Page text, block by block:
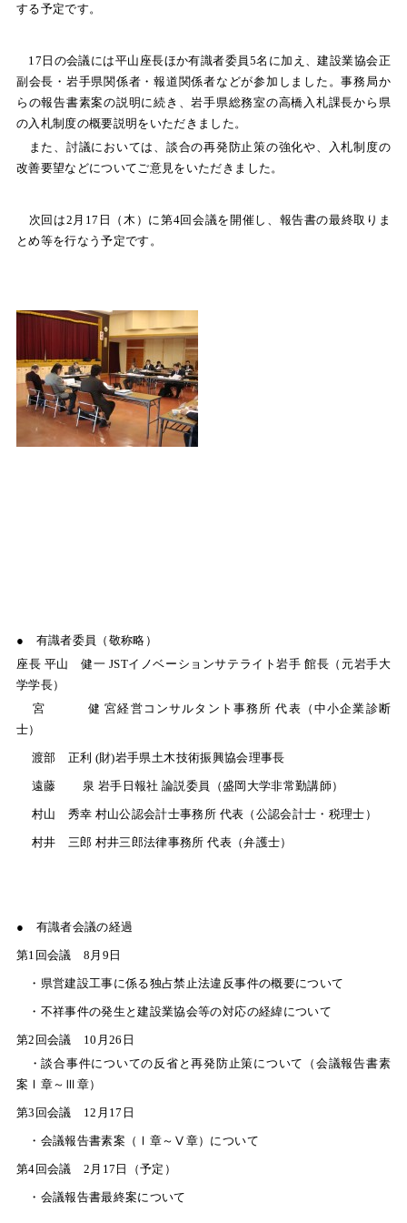
する予定です。
17 日の会議には平山座長ほか有識者委員 5名に加え、建設業協会正
副会長・岩手県関係者・報道関係者などが参加しました。事務局か
らの報告書素案の説明に続き、岩手県総務室の高橋入札課長から県
の入札制度の概要説明をいただきました。
また、討議においては、談合の再発防止策の強化や、入札制度の
改善要望などについてご意見をいただきました。
次回は2 月 17 日（木）に第4回会議を開催し、報告書の最終取りま
とめ等を行なう予定です。
● 有識者委員（敬称略）
座長 平山 健一 JSTイノベーションサテライト岩手 館長（元岩手大
学学長）
宮 健 宮経営コンサルタント事務所 代表（中小企業診断
士）
渡部 正利 (財)岩手県土木技術振興協会理事長
遠藤 泉 岩手日報社 論説委員（盛岡大学非常勤講師）
村山 秀幸 村山公認会計士事務所 代表（公認会計士・税理士）
村井 三郎 村井三郎法律事務所 代表（弁護士）
● 有識者会議の経過
第1 回会議8 月 9 日
・県営建設工事に係る独占禁止法違反事件の概要について
・不祥事件の発生と建設業協会等の対応の経緯について
第2 回会議 10 月26 日
・談合事件についての反省と再発防止策について（会議報告書素
案Ⅰ章～Ⅲ章）
第3 回会議 12 月 17 日
・会議報告書素案（Ⅰ章～Ⅴ章）について
第4 回会議2 月 17 日（予定）
・会議報告書最終案について